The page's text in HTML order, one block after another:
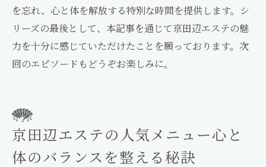
を忘れ、心と体を解放する特別な時間を提供します。シ
リーズの最後として、本記事を通じて京田辺エステの魅
力を十分に感じていただけたことを願っております。次
回のエピソードもどうぞお楽しみに。
京田辺エステの人気メニュー心と
体のバランスを整える秘訣